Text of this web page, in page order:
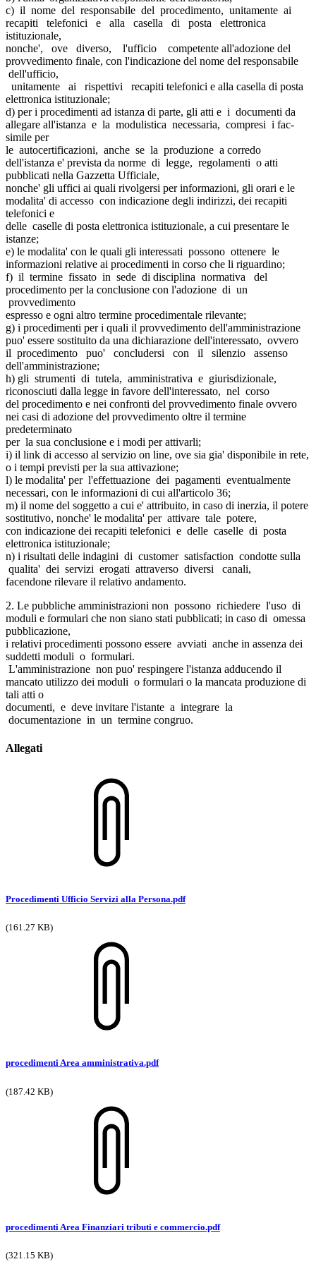
c) il nome del responsabile del procedimento, unitamente ai
recapiti telefonici e alla casella di posta elettronica
istituzionale,
nonche', ove diverso, l'ufficio competente all'adozione del
provvedimento finale, con l'indicazione del nome del responsabile
dell'ufficio,
unitamente ai rispettivi recapiti telefonici e alla casella di posta
elettronica istituzionale;
d) per i procedimenti ad istanza di parte, gli atti e i documenti da
allegare all'istanza e la modulistica necessaria, compresi i fac-
simile per
le autocertificazioni, anche se la produzione a corredo
dell'istanza e' prevista da norme di legge, regolamenti o atti
pubblicati nella Gazzetta Ufficiale,
nonche' gli uffici ai quali rivolgersi per informazioni, gli orari e le
modalita' di accesso con indicazione degli indirizzi, dei recapiti
telefonici e
delle caselle di posta elettronica istituzionale, a cui presentare le
istanze;
e) le modalita' con le quali gli interessati possono ottenere le
informazioni relative ai procedimenti in corso che li riguardino;
f) il termine fissato in sede di disciplina normativa del
procedimento per la conclusione con l'adozione di un
provvedimento
espresso e ogni altro termine procedimentale rilevante;
g) i procedimenti per i quali il provvedimento dell'amministrazione
puo' essere sostituito da una dichiarazione dell'interessato, ovvero
il procedimento puo' concludersi con il silenzio assenso
dell'amministrazione;
h) gli strumenti di tutela, amministrativa e giurisdizionale,
riconosciuti dalla legge in favore dell'interessato, nel corso
del procedimento e nei confronti del provvedimento finale ovvero
nei casi di adozione del provvedimento oltre il termine
predeterminato
per la sua conclusione e i modi per attivarli;
i) il link di accesso al servizio on line, ove sia gia' disponibile in rete,
o i tempi previsti per la sua attivazione;
l) le modalita' per l'effettuazione dei pagamenti eventualmente
necessari, con le informazioni di cui all'articolo 36;
m) il nome del soggetto a cui e' attribuito, in caso di inerzia, il potere
sostitutivo, nonche' le modalita' per attivare tale potere,
con indicazione dei recapiti telefonici e delle caselle di posta
elettronica istituzionale;
n) i risultati delle indagini di customer satisfaction condotte sulla
qualita' dei servizi erogati attraverso diversi canali,
facendone rilevare il relativo andamento.
2. Le pubbliche amministrazioni non possono richiedere l'uso di
moduli e formulari che non siano stati pubblicati; in caso di omessa
pubblicazione,
i relativi procedimenti possono essere avviati anche in assenza dei
suddetti moduli o formulari.
L'amministrazione non puo' respingere l'istanza adducendo il
mancato utilizzo dei moduli o formulari o la mancata produzione di
tali atti o
documenti, e deve invitare l'istante a integrare la
documentazione in un termine congruo.
Allegati
Procedimenti Ufficio Servizi alla Persona.pdf
(161.27 KB)
procedimenti Area amministrativa.pdf
(187.42 KB)
procedimenti Area Finanziari tributi e commercio.pdf
(321.15 KB)